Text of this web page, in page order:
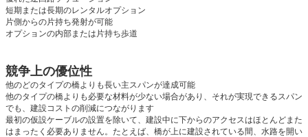
短期または長期のレンタルオプション
片側からの片持ち発射が可能
オプションの内部または片持ち歩道
競争上の優位性
他のどのタイプの橋よりも長い主スパンが達成可能
他のタイプの橋よりも必要な材料が少ない場合があり、それが実現できるスパン
でも、建設コストの削減につながります
最初の仮設ケーブルの設置を除いて、建設中に下からのアクセスはほとんどまた
はまったく必要ありません。たとえば、橋が上に建設されている間、水路を開い